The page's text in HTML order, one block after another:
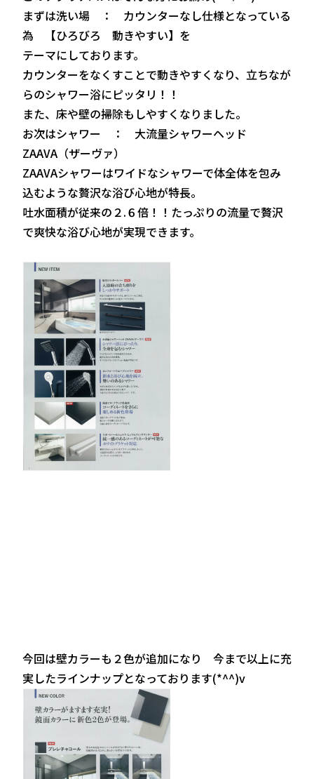
まずは洗い場 ： カウンターなし仕様となっている
為 【ひろびろ 動きやすい】を
テーマにしております。
カウンターをなくすことで動きやすくなり、立ちなが
らのシャワー浴にピッタリ！！
また、床や壁の掃除もしやすくなりました。
お次はシャワー ： 大流量シャワーヘッド
ZAAVA（ザーヴァ）
ZAAVAシャワーはワイドなシャワーで体全体を包み
込むような贅沢な浴び心地が特長。
吐水面積が従来の２.６倍！！たっぷりの流量で贅沢
で爽快な浴び心地が実現できます。
今回は壁カラーも２色が追加になり 今まで以上に充
実したラインナップとなっております(*^^)v